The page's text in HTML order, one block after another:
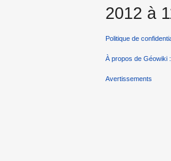
2012 à
Politique de
À propos de Géowiki
Avertissements